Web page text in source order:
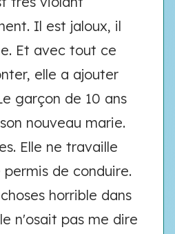
Il est jaloux, il
Et avec tout ce
elle a ajouter
garçon de 10 ans
nouveau marie.
Elle ne travaille
de conduire.
horrible dans
n'osait pas me dire